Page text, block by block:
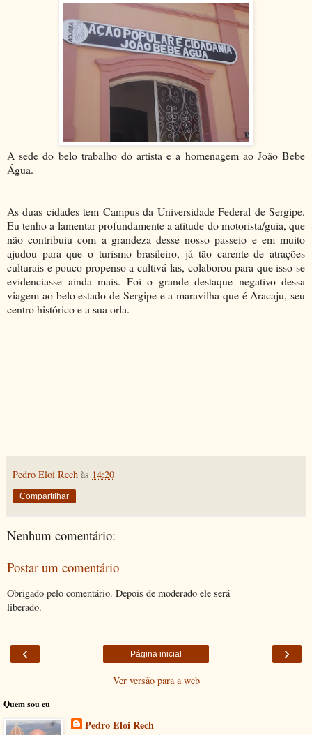
A sede do belo trabalho do artista e a homenagem ao João Bebe
Água.
As duas cidades tem Campus da Universidade Federal de Sergipe.
Eu tenho a lamentar profundamente a atitude do motorista/guia, que
não contribuiu com a grandeza desse nosso passeio e em muito
ajudou para que o turismo brasileiro, já tão carente de atrações
culturais e pouco propenso a cultivá-las, colaborou para que isso se
evidenciasse ainda mais. Foi o grande destaque negativo dessa
viagem ao belo estado de Sergipe e a maravilha que é Aracaju, seu
centro histórico e a sua orla.
Pedro Eloi Rech às 14:20
Compartilhar
Nenhum comentário:
Postar um comentário
Obrigado pelo comentário. Depois de moderado ele será
liberado.
‹ ›
Página inicial
Ver versão para a web
Quem sou eu
Pedro Eloi Rech